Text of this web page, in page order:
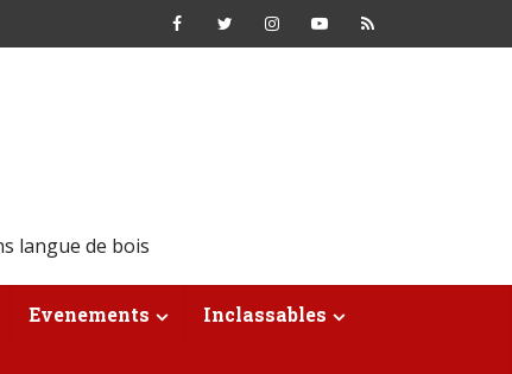
langue de bois
Evenements Inclassables